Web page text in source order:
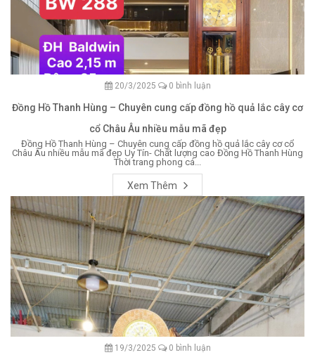
20/3/2025 0 bình luận
Đồng Hồ Thanh Hùng – Chuyên cung cấp đồng hồ quả lắc cây cơ
cổ Châu Âu nhiều mẫu mã đẹp
Đồng Hồ Thanh Hùng – Chuyên cung cấp đồng hồ quả lắc cây cơ cổ
Châu Âu nhiều mẫu mã đẹp Uy Tín- Chất lượng cao Đồng Hồ Thanh Hùng
Thời trang phong cá...
Xem Thêm
19/3/2025 0 bình luận